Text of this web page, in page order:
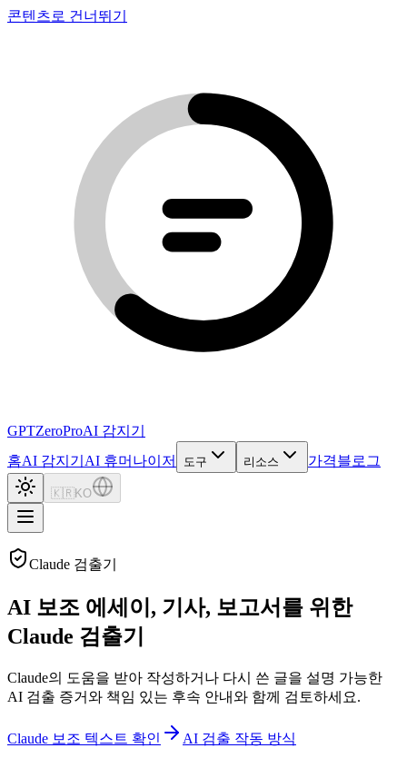
콘텐츠로 건너뛰기
GPTZeroProAI 감지기
홈AI 감지기 AI 휴머나이저 도구 리소스 가격블로그
🇰🇷 KO
Claude 검출기
AI 보조 에세이, 기사, 보고서를 위한
Claude 검출기
Claude의 도움을 받아 작성하거나 다시 쓴 글을 설명 가능한
AI 검출 증거와 책임 있는 후속 안내와 함께 검토하세요.
Claude 보조 텍스트 확인 AI 검출 작동 방식